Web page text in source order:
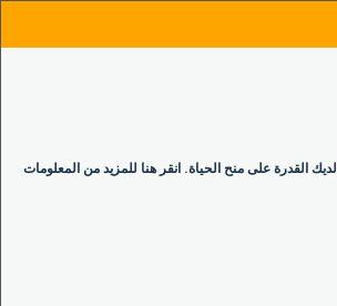
لديك القدرة على منح الحياة. انقر هنا للمزيد من المعلومات